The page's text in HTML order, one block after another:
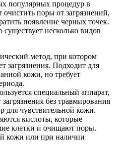
популярных процедур в
поры от загрязнений,
появление черных точек.
несколько видов
метод, при котором
загрязнения. Подходит для
кожи, но требует
специальный аппарат,
без травмирования
чувствительной кожи.
кислоты, которые
клетки и очищают поры.
кожи или при наличии